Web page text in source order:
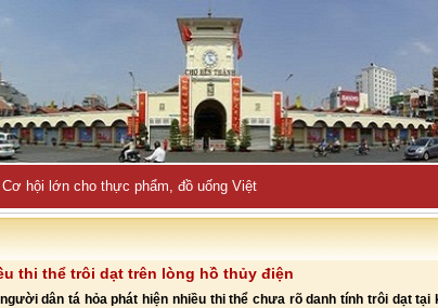
thi thể trôi dạt trên lòng hồ thủy điện
dân tá hỏa phát hiện nhiều thi thể chưa rõ danh tính trôi dạt tại